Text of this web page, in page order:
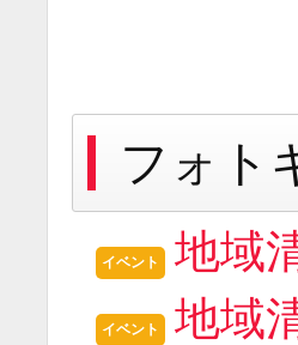
フォト
イベント 地域
イベント 地域